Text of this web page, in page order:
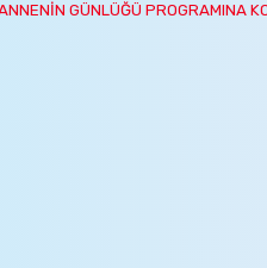
GÜNLÜĞÜ PROGRAMINA